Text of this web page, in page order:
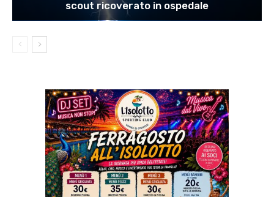
scout ricoverato in ospedale